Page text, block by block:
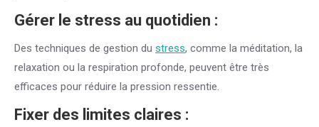
Gérer le stress au quotidien :
Des techniques de gestion du stress, comme la méditation, la
relaxation ou la respiration profonde, peuvent être très
efficaces pour réduire la pression ressentie.
Fixer des limites claires :